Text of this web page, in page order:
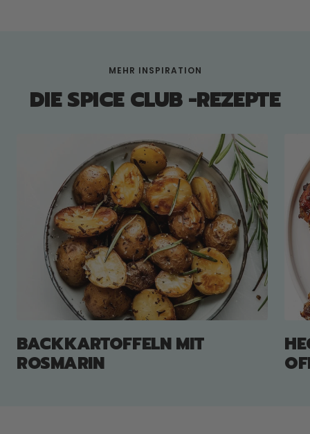
MEHR INSPIRATION
DIE SPICE CLUB -REZEPTE
BACKKARTOFFELN MIT
ROSMARIN